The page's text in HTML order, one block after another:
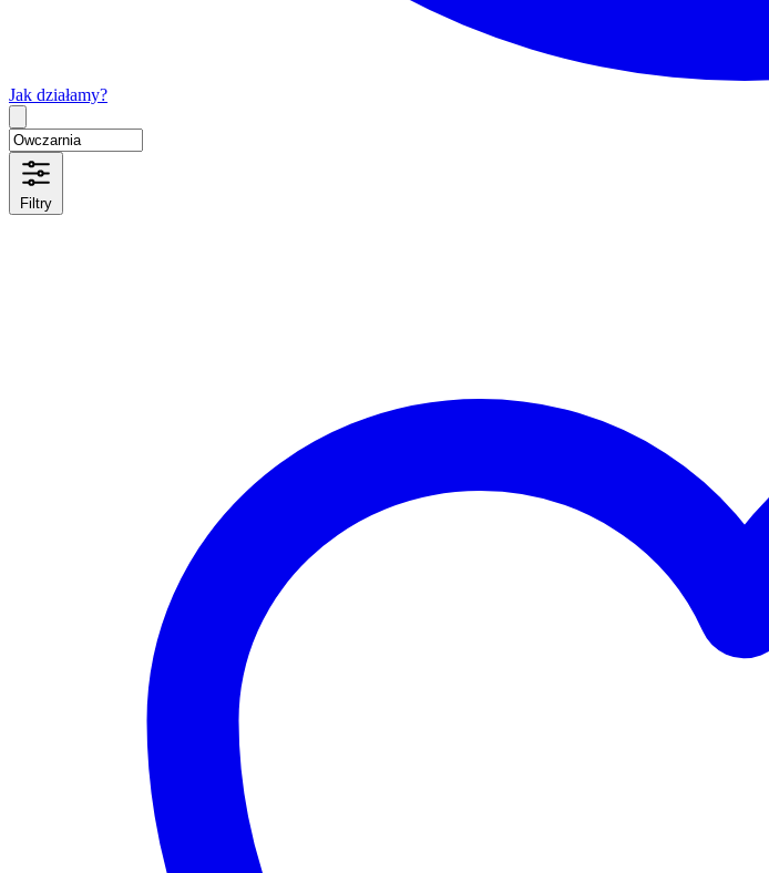
Jak działamy?
Filtry